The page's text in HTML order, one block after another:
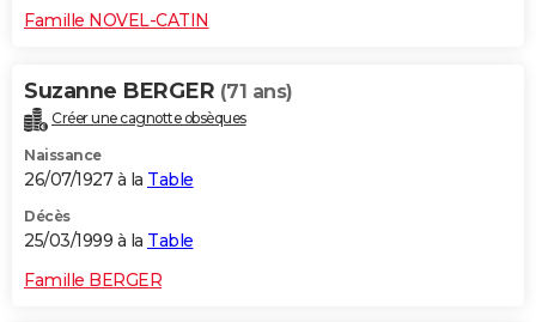
Famille NOVEL-CATIN
Suzanne BERGER (71 ans)
Créer une cagnotte obsèques
Naissance
26/07/1927 à la Table
Décès
25/03/1999 à la Table
Famille BERGER